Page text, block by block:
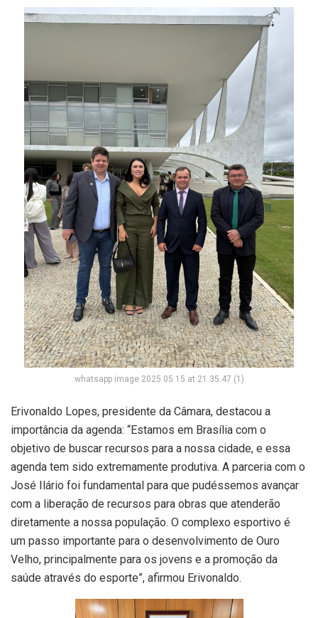
whatsapp image 2025 05 15 at 21.35.47 (1)
Erivonaldo Lopes, presidente da Câmara, destacou a
importância da agenda: “Estamos em Brasília com o
objetivo de buscar recursos para a nossa cidade, e essa
agenda tem sido extremamente produtiva. A parceria com o
José Ilário foi fundamental para que pudéssemos avançar
com a liberação de recursos para obras que atenderão
diretamente a nossa população. O complexo esportivo é
um passo importante para o desenvolvimento de Ouro
Velho, principalmente para os jovens e a promoção da
saúde através do esporte”, afirmou Erivonaldo.